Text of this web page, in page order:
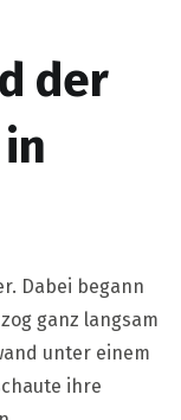
der
Dabei begann
ganz langsam
unter einem
ihre